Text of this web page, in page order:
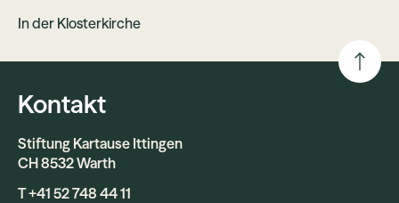
In der Klosterkirche
Kontakt
Stiftung Kartause Ittingen
CH 8532 Warth
T +41 52 748 44 11